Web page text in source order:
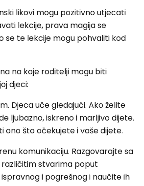
likovi mogu pozitivno utjecati
lekcije, prava magija se
se te lekcije mogu pohvaliti kod
na koje roditelji mogu biti
djeci:
Djeca uče gledajući. Ako želite
ljubazno, iskreno i marljivo dijete.
ono što očekujete i vaše dijete.
komunikaciju. Razgovarajte sa
stvarima poput
i pogrešnog i naučite ih